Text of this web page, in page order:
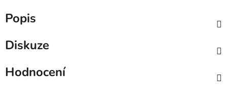
Popis
Diskuze
Hodnocení